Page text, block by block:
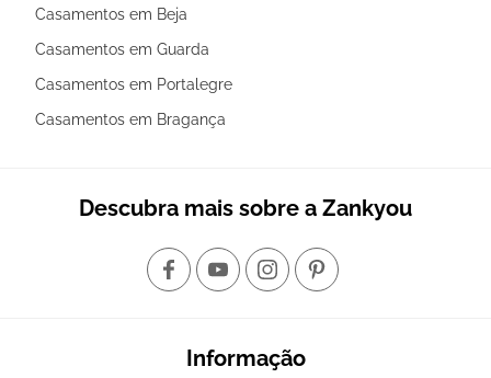
Casamentos em Beja
Casamentos em Guarda
Casamentos em Portalegre
Casamentos em Bragança
Descubra mais sobre a Zankyou
Informação